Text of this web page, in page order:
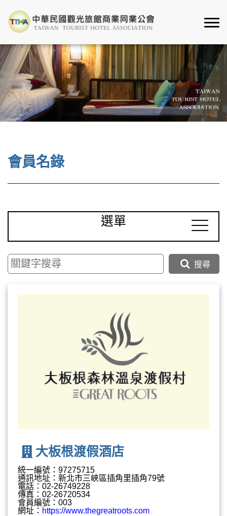
會員名錄
選單
搜尋
大板根渡假酒店
統一編號：97275715
通訊地址：新北市三峽區插角里插角79號
電話：02-26749228
傳真：02-26720534
會員編號：003
網址： https://www.thegreatroots.com